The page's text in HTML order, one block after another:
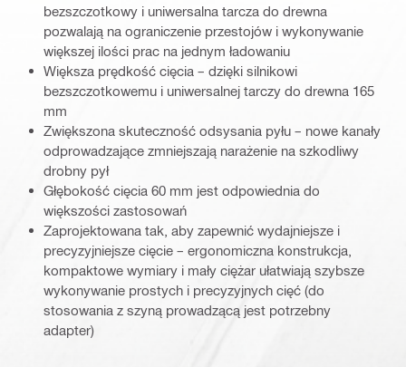
bezszczotkowy i uniwersalna tarcza do drewna
pozwalają na ograniczenie przestojów i wykonywanie
większej ilości prac na jednym ładowaniu
Większa prędkość cięcia – dzięki silnikowi
bezszczotkowemu i uniwersalnej tarczy do drewna 165
mm
Zwiększona skuteczność odsysania pyłu – nowe kanały
odprowadzające zmniejszają narażenie na szkodliwy
drobny pył
Głębokość cięcia 60 mm jest odpowiednia do
większości zastosowań
Zaprojektowana tak, aby zapewnić wydajniejsze i
precyzyjniejsze cięcie – ergonomiczna konstrukcja,
kompaktowe wymiary i mały ciężar ułatwiają szybsze
wykonywanie prostych i precyzyjnych cięć (do
stosowania z szyną prowadzącą jest potrzebny
adapter)